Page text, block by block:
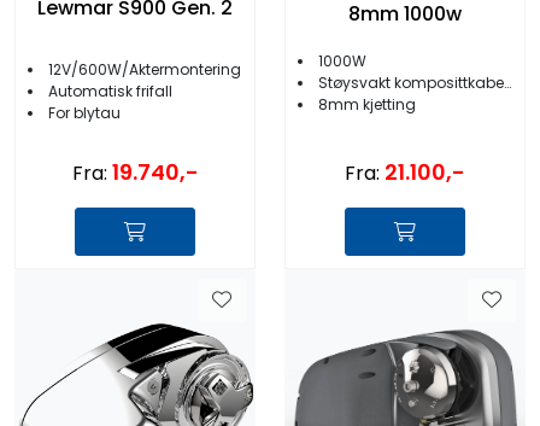
Lewmar S900 Gen. 2
12V/600W/Aktermontering
Automatisk frifall
For blytau
Fra: 19.740,-
8mm 1000w
1000W
Støysvakt komposittkabelar
8mm kjetting
Fra: 21.100,-